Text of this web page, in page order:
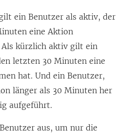
ein Benutzer als aktiv, der
eine Aktion
kürzlich aktiv gilt ein
letzten 30 Minuten eine
hat. Und ein Benutzer,
länger als 30 Minuten her
aufgeführt.
aus, um nur die